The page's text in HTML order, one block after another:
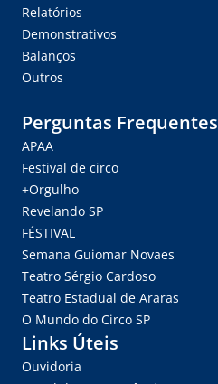
Relatórios
Demonstrativos
Balanços
Outros
Perguntas Frequentes
APAA
Festival de circo
+Orgulho
Revelando SP
FÉSTIVAL
Semana Guiomar Novaes
Teatro Sérgio Cardoso
Teatro Estadual de Araras
O Mundo do Circo SP
Links Úteis
Ouvidoria